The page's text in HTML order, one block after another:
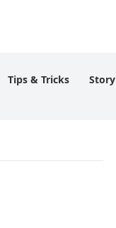
Tips & Tricks Story